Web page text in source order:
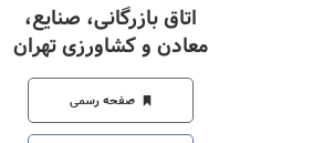
سازمان‌ها
و
روابط
اتاق بازرگانی، صنایع،
معادن و کشاورزی تهران
صفحه رسمی